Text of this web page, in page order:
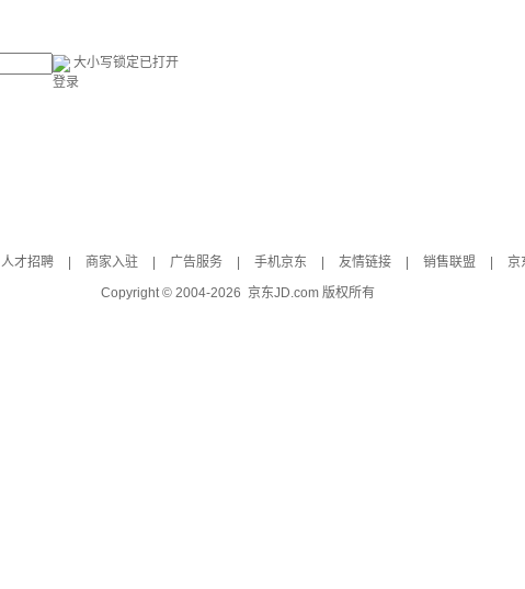
大小写锁定已打开
登录
人才招聘 商家入驻 广告服务 手机京东 友情链接 销售联盟 京
Copyright © 2004-2026 京东JD.com 版权所有